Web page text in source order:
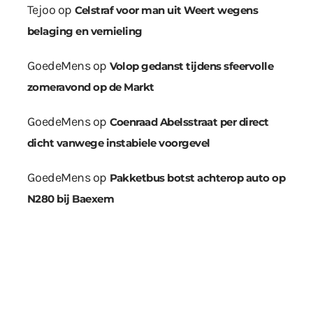
Tejoo op Celstraf voor man uit Weert wegens
belaging en vernieling
GoedeMensop Volop gedanst tijdens sfeervolle
zomeravond op de Markt
GoedeMensop Coenraad Abelsstraat per direct
dicht vanwege instabiele voorgevel
GoedeMensop Pakketbus botst achterop auto op
N280 bij Baexem